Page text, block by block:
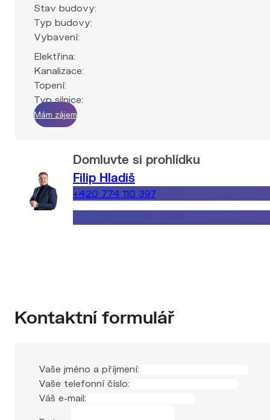
Stav budovy:
Typ budovy:
Vybavení:
Elektřina:
Kanalizace:
Topení:
Typ silnice:
Mám zájem
Domluvte si prohlídku
Filip Hladiš
+420 774 110 397
Kontaktní formulář
Vaše jméno a příjmení:
Vaše telefonní číslo:
Váš e-mail: